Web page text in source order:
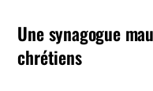
Une synagogue
chrétiens